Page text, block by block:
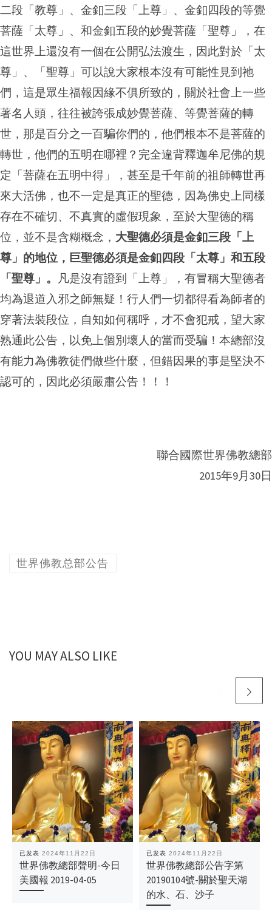
二段「教尊」、金釦三段「上尊」、金釦四段的等覺
菩薩「太尊」、和金釦五段的妙覺菩薩「聖尊」，在
這世界上還沒有一個在公開弘法渡生，因此對於「太
尊」、「聖尊」可以說大家根本沒有可能性見到祂
們，這是眾生福報因緣不俱所致的，關於社會上一些
著名人頭，往往被誇張成妙覺菩薩、等覺菩薩的轉
世，那是百分之一百騙你們的，他們根本不是菩薩的
轉世，他們的五明在哪裡？完全違背釋迦牟尼佛的規
定「菩薩在五明中得」，甚至是千年前的祖師轉世再
來大活佛，也不一定是真正的聖德，因為佛史上同樣
存在不確切、不真實的虛假現象，至於大聖德的稱
位，並不是含糊概念， 大聖德必須是金釦三段「上
尊」的地位，巨聖德必須是金釦四段「太尊」和五段
「聖尊」。 凡是沒有證到「上尊」，有冒稱大聖德者
均為退道入邪之師無疑！行人們一切都得看為師者的
穿著法裝段位，自知如何稱呼，才不會犯戒，望大家
熟通此公告，以免上個別壞人的當而受騙！本總部沒
有能力為佛教徒們做些什麼，但錯因果的事是堅決不
認可的，因此必須嚴肅公告！！！
聯合國際世界佛教總部
2015年9月30日
世界佛教总部公告
YOU MAY ALSO LIKE
已发表 2024年11月22日
世界佛教總部聲明-今日
美國報 2019-04-05
已发表 2024年11月22日
世界佛教總部公告字第
20190104號-關於聖天湖
的水、石、沙子